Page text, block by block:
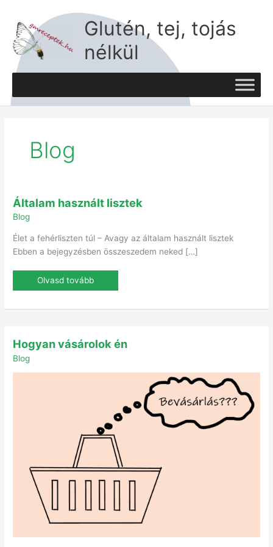
content
Glutén, tej, tojás
nélkül
Blog
Általam használt lisztek
Blog
Élet a fehérliszten túl – Avagy az általam használt lisztek
Ebben a bejegyzésben összeszedem neked […]
Általam
használt
Olvasd tovább
Hogyan vásárolok én
Blog
Hogyan
vásárolok